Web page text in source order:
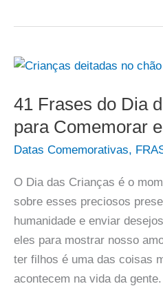
41 Frases do Dia
para Comemorar
Datas Comemorativas,
O Dia das Crianças é o
sobre esses preciosos
humanidade e enviar
eles para mostrar nosso
ter filhos é uma das coisas
acontecem na vida da